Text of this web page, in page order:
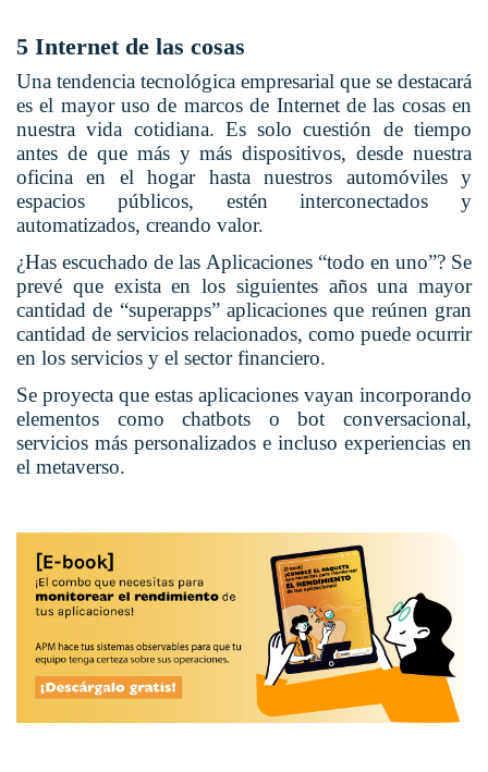
5 Internet de las cosas
Una tendencia tecnológica empresarial que se destacará
es el mayor uso de marcos de Internet de las cosas en
nuestra vida cotidiana. Es solo cuestión de tiempo
antes de que más y más dispositivos, desde nuestra
oficina en el hogar hasta nuestros automóviles y
espacios públicos, estén interconectados y
automatizados, creando valor.
¿Has escuchado de las Aplicaciones “todo en uno”? Se
prevé que exista en los siguientes años una mayor
cantidad de “superapps” aplicaciones que reúnen gran
cantidad de servicios relacionados, como puede ocurrir
en los servicios y el sector financiero.
Se proyecta que estas aplicaciones vayan incorporando
elementos como chatbots o bot conversacional,
servicios más personalizados e incluso experiencias en
el metaverso.